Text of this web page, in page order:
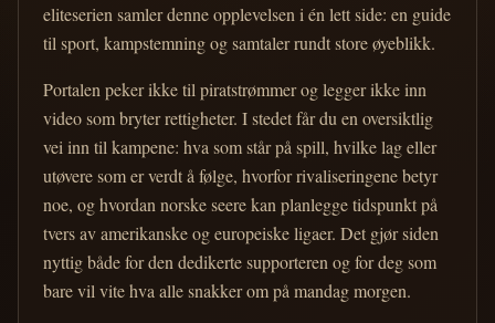
eliteserien samler denne opplevelsen i én lett side: en guide
til sport, kampstemning og samtaler rundt store øyeblikk.
Portalen peker ikke til piratstrømmer og legger ikke inn
video som bryter rettigheter. I stedet får du en oversiktlig
vei inn til kampene: hva som står på spill, hvilke lag eller
utøvere som er verdt å følge, hvorfor rivaliseringene betyr
noe, og hvordan norske seere kan planlegge tidspunkt på
tvers av amerikanske og europeiske ligaer. Det gjør siden
nyttig både for den dedikerte supporteren og for deg som
bare vil vite hva alle snakker om på mandag morgen.